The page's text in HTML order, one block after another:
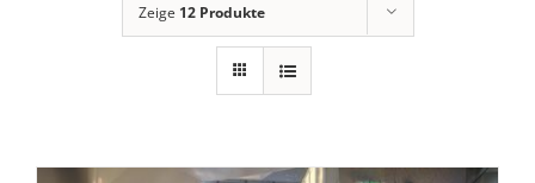
Zeige 12 Produkte